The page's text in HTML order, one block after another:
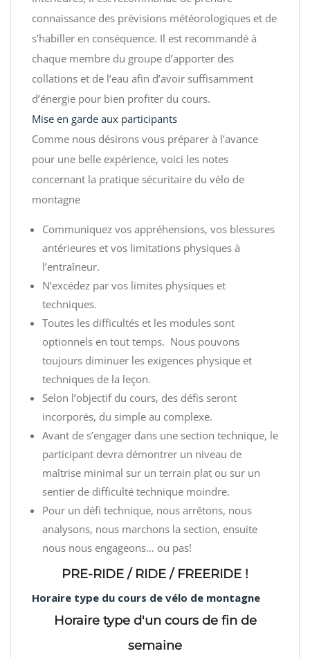
connaissance des prévisions météorologiques et de
s’habiller en conséquence. Il est recommandé à
chaque membre du groupe d’apporter des
collations et de l’eau afin d’avoir suffisamment
d’énergie pour bien profiter du cours.
Mise en garde aux participants
Comme nous désirons vous préparer à l’avance
pour une belle expérience, voici les notes
concernant la pratique sécuritaire du vélo de
montagne
Communiquez vos appréhensions, vos blessures
antérieures et vos limitations physiques à
l’entraîneur.
N’excédez par vos limites physiques et
techniques.
Toutes les difficultés et les modules sont
optionnels en tout temps. Nous pouvons
toujours diminuer les exigences physique et
techniques de la leçon.
Selon l’objectif du cours, des défis seront
incorporés, du simple au complexe.
Avant de s’engager dans une section technique, le
participant devra démontrer un niveau de
maîtrise minimal sur un terrain plat ou sur un
sentier de difficulté technique moindre.
Pour un défi technique, nous arrêtons, nous
analysons, nous marchons la section, ensuite
nous nous engageons… ou pas!
PRE-RIDE / RIDE / FREERIDE !
Horaire type du cours de vélo de montagne
Horaire type d'un cours de fin de
semaine